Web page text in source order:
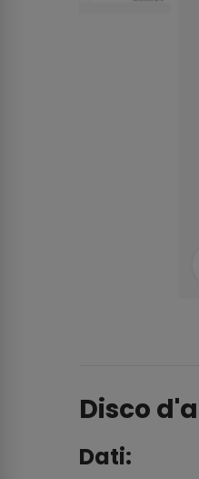
Disco
Dati: